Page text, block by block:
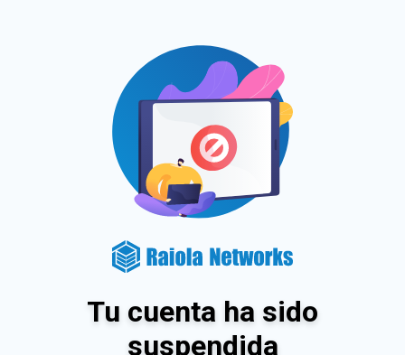
Tu cuenta ha sido
suspendida